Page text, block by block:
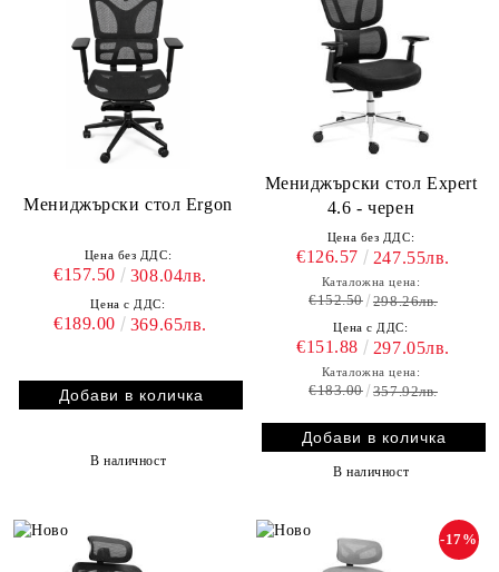
Мениджърски стол Ergon
Цена без ДДС:
€157.50 308.04лв.
Цена с ДДС:
€189.00 369.65лв.
В наличност
Мениджърски стол Expert
4.6 - черен
Цена без ДДС:
€126.57 247.55лв.
Каталожна цена:
€152.50 298.26лв.
Цена с ДДС:
€151.88 297.05лв.
Каталожна цена:
€183.00 357.92лв.
В наличност
-17%